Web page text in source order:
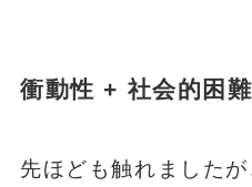
衝動性 + 社会的困
先ほども触れました